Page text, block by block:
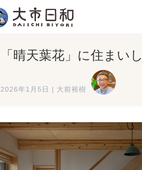
「晴天葉花」に住まい
2026年1月5日 大前裕樹